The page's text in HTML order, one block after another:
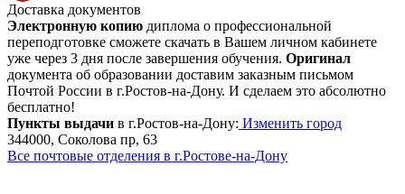
Доставка документов
Электронную копию диплома о профессиональной
переподготовке сможете скачать в Вашем личном кабинете
уже через 3 дня после завершения обучения. Оригинал
документа об образовании доставим заказным письмом
Почтой России в г.Ростов-на-Дону. И сделаем это абсолютно
бесплатно!
Пункты выдачи в г.Ростов-на-Дону: Изменить город
344000, Соколова пр, 63
Все почтовые отделения в г.Ростове-на-Дону